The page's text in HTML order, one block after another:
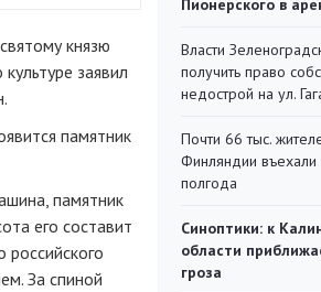
князю
заявил
памятник
памятник
его составит
За спиной
Пионерского в
Власти
получить право
недострой на ул.
Почти 66 тыс.
Финляндии въехали
полгода
Синоптики: к
области
гроза